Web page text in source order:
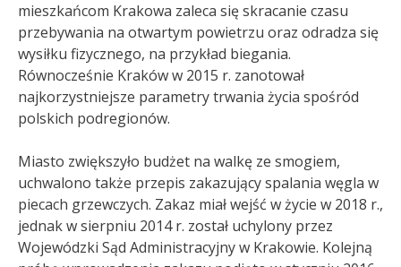
mieszkańcom Krakowa zaleca się skracanie czasu
przebywania na otwartym powietrzu oraz odradza się
wysiłku fizycznego, na przykład biegania.
Równocześnie Kraków w 2015 r. zanotował
najkorzystniejsze parametry trwania życia spośród
polskich podregionów.
Miasto zwiększyło budżet na walkę ze smogiem,
uchwalono także przepis zakazujący spalania węgla w
piecach grzewczych. Zakaz miał wejść w życie w 2018 r.,
jednak w sierpniu 2014 r. został uchylony przez
Wojewódzki Sąd Administracyjny w Krakowie. Kolejną